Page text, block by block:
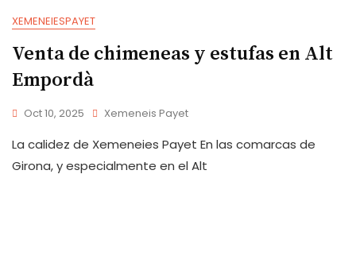
XEMENEIESPAYET
Venta de chimeneas y estufas en Alt
Empordà
Oct 10, 2025 Xemeneis Payet
La calidez de Xemeneies Payet En las comarcas de
Girona, y especialmente en el Alt